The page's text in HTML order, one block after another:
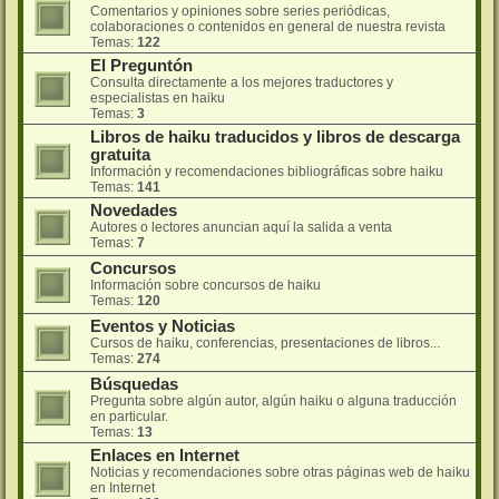
Comentarios y opiniones sobre series periódicas,
colaboraciones o contenidos en general de nuestra revista
Temas: 122
El Preguntón
Consulta directamente a los mejores traductores y
especialistas en haiku
Temas: 3
Libros de haiku traducidos y libros de descarga
gratuita
Información y recomendaciones bibliográficas sobre haiku
Temas: 141
Novedades
Autores o lectores anuncian aquí la salida a venta
Temas: 7
Concursos
Información sobre concursos de haiku
Temas: 120
Eventos y Noticias
Cursos de haiku, conferencias, presentaciones de libros...
Temas: 274
Búsquedas
Pregunta sobre algún autor, algún haiku o alguna traducción
en particular.
Temas: 13
Enlaces en Internet
Noticias y recomendaciones sobre otras páginas web de haiku
en Internet